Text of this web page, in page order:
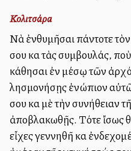
Κολιτσάρα
Νὰ ἐνθυμῆσαι πάντοτε
σου καὶ τὰς συμβουλάς,
κάθησαι ἐν μέσῳ τῶν
λησμονήσῃς ἐνώπιον
σου καὶ μὲ τὴν συνήθειαν
ἀποβλακωθῇς. Τότε ἴσως
εἶχες γεννηθῆ καὶ